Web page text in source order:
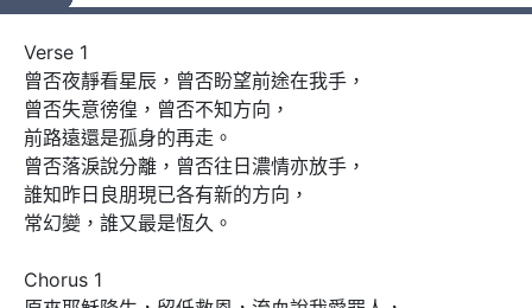
Verse 1
曾否夜靜看星辰，曾否盼望前途在我手，
曾否失意徬徨，曾否不知方向，
前路遠還是孤身的再走。
曾否落淚說分離，曾否往日濃情亦放手，
誰知昨日良朋現已各有新的方向，
常幻變，誰又最是恆久。
Chorus 1